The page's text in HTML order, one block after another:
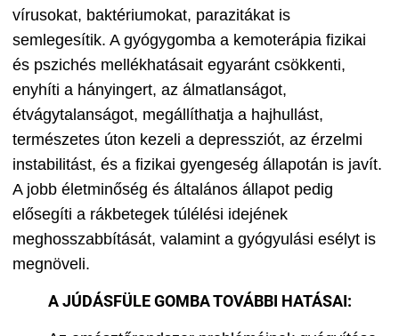
vírusokat, baktériumokat, parazitákat is
semlegesítik. A gyógygomba a kemoterápia fizikai
és pszichés mellékhatásait egyaránt csökkenti,
enyhíti a hányingert, az álmatlanságot,
étvágytalanságot, megállíthatja a hajhullást,
természetes úton kezeli a depressziót, az érzelmi
instabilitást, és a fizikai gyengeség állapotán is javít.
A jobb életminőség és általános állapot pedig
elősegíti a rákbetegek túlélési idejének
meghosszabbítását, valamint a gyógyulási esélyt is
megnöveli.
A JÚDÁSFÜLE GOMBA TOVÁBBI HATÁSAI: